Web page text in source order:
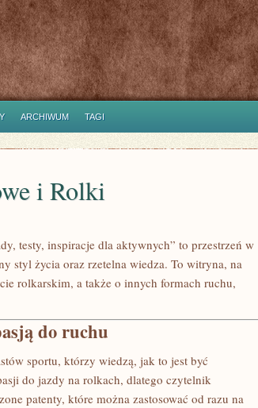
ARCHIWUM TAGI
i Rolki
testy, inspiracje dla aktywnych” to przestrzeń w
styl życia oraz rzetelna wiedza. To witryna, na
rolkarskim, a także o innych formach ruchu,
do ruchu
sportu, którzy wiedzą, jak to jest być
do jazdy na rolkach, dlatego czytelnik
patenty, które można zastosować od razu na